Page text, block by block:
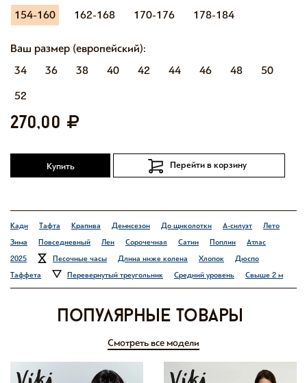
154-160
162-168 170-176 178-184
Ваш размер (европейский):
34
36 38 40 42 44 46 48
50
52
270,00
Купить Перейти в корзину
Кади Тафта Крапива Демисезон До щиколотки А-силуэт
Лето
Зима
Повседневный Лен Сорочечная Сатин Поплин
Атлас
2025
Песочные часы Длина ниже колена Хлопок
Дюспо
Таффета
Перевернутый треугольник Средний уровень Свыше 2 м
Популярные товары
Смотреть все модели